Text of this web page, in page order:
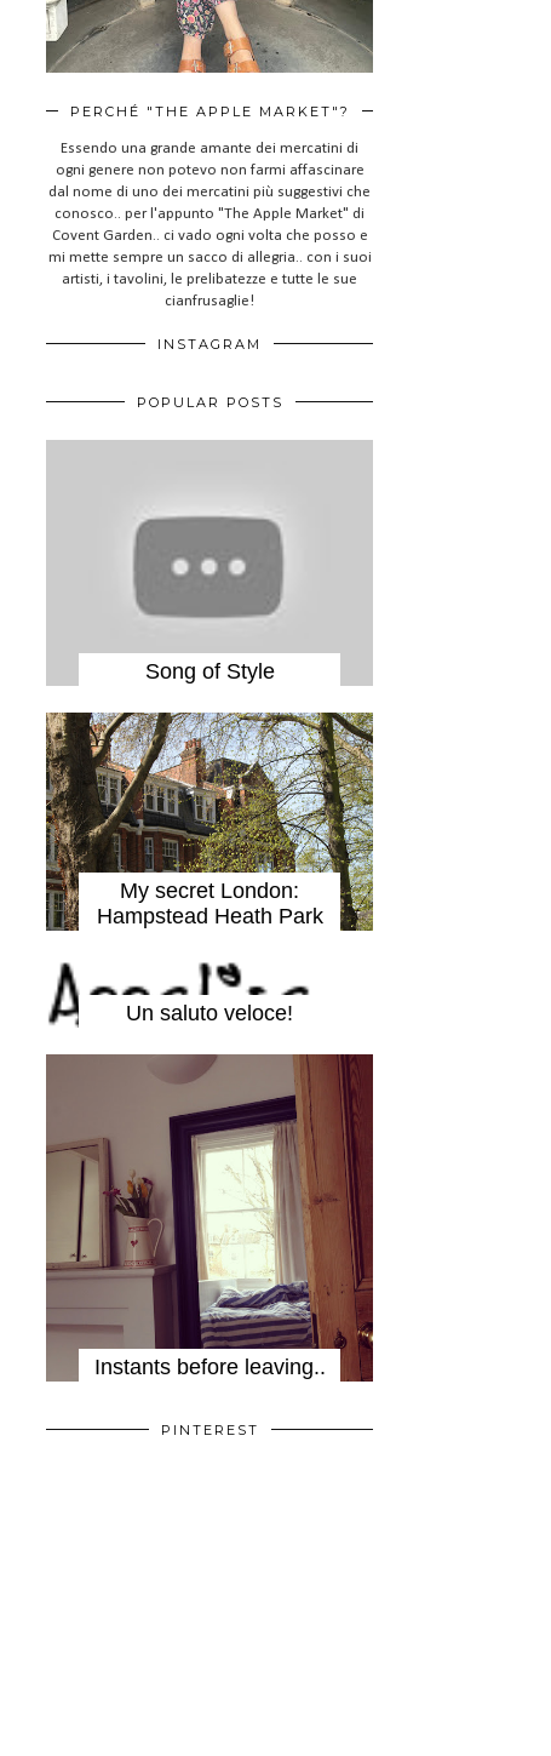
PERCHÉ "THE APPLE MARKET"?
Essendo una grande amante dei mercatini di
ogni genere non potevo non farmi affascinare
dal nome di uno dei mercatini più suggestivi che
conosco.. per l'appunto "The Apple Market" di
Covent Garden.. ci vado ogni volta che posso e
mi mette sempre un sacco di allegria.. con i suoi
artisti, i tavolini, le prelibatezze e tutte le sue
cianfrusaglie!
INSTAGRAM
POPULAR POSTS
Song of Style
My secret London:
Hampstead Heath Park
Un saluto veloce!
Instants before leaving..
PINTEREST